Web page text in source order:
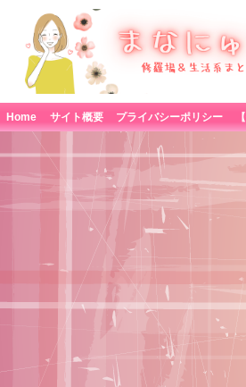
Home サイト概要 プライバシーポリシー